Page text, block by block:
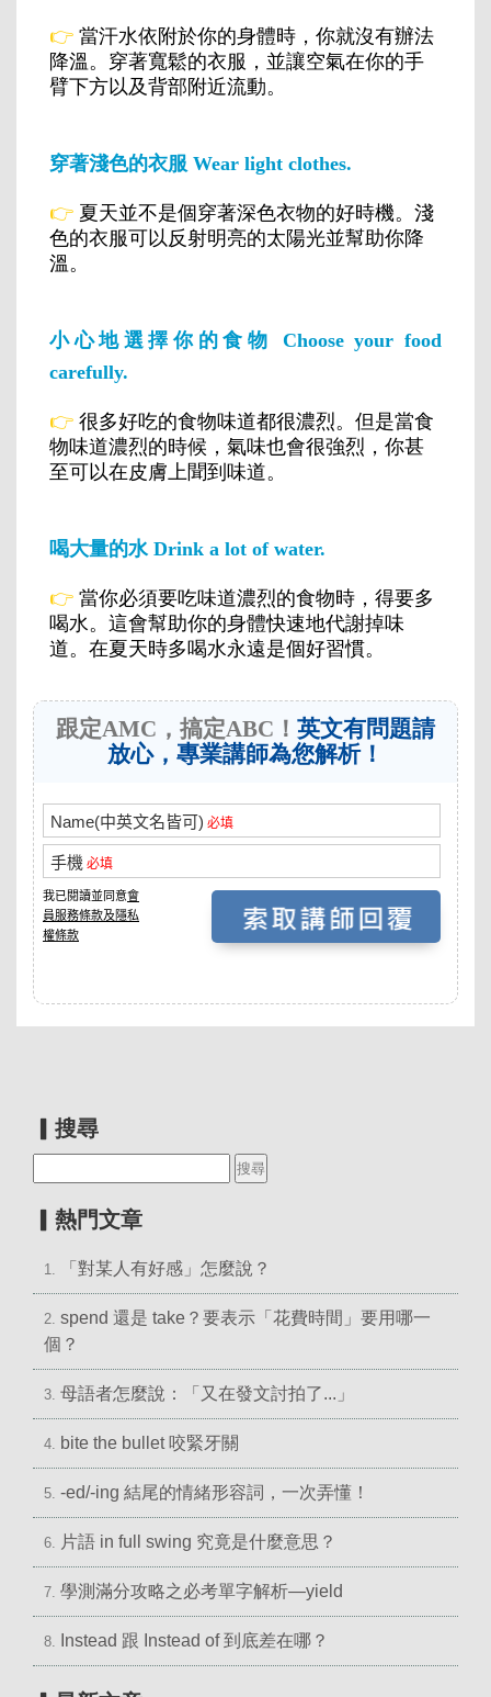
👉 當汗水依附於你的身體時，你就沒有辦法
降溫。穿著寬鬆的衣服，並讓空氣在你的手
臂下方以及背部附近流動。
穿著淺色的衣服 Wear light clothes.
👉 夏天並不是個穿著深色衣物的好時機。淺
色的衣服可以反射明亮的太陽光並幫助你降
溫。
小心地選擇你的食物 Choose your food
carefully.
👉 很多好吃的食物味道都很濃烈。但是當食
物味道濃烈的時候，氣味也會很強烈，你甚
至可以在皮膚上聞到味道。
喝大量的水 Drink a lot of water.
👉 當你必須要吃味道濃烈的食物時，得要多
喝水。這會幫助你的身體快速地代謝掉味
道。在夏天時多喝水永遠是個好習慣。
跟定AMC，搞定ABC！ 英文有問題請
放心，專業講師為您解析！
▎搜尋
▎熱門文章
1. 「對某人有好感」怎麼說？
2. spend 還是 take？要表示「花費時間」要用哪一
個？
3. 母語者怎麼說：「又在發文討拍了...」
4. bite the bullet 咬緊牙關
5. -ed/-ing 結尾的情緒形容詞，一次弄懂！
6. 片語 in full swing 究竟是什麼意思？
7. 學測滿分攻略之必考單字解析—yield
8. Instead 跟 Instead of 到底差在哪？